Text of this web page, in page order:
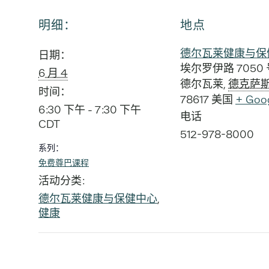
明细：
日期：
6 月 4
时间：
6:30 下午 - 7:30 下午
CDT
系列：
免费尊巴课程
活动分类:
德尔瓦莱健康与保健中心
健康
地点
德尔瓦莱健康与
埃尔罗伊路 7050
德尔瓦莱 德克萨
78617 美国 +
电话
512-978-8000